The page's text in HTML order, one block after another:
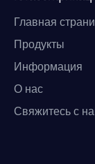
Главная
Продукты
Информация
О нас
Свяжитесь с